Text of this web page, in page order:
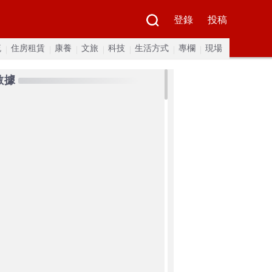
登錄 投稿
住房租賃 康養 文旅 科技 生活方式 專欄 現場
據